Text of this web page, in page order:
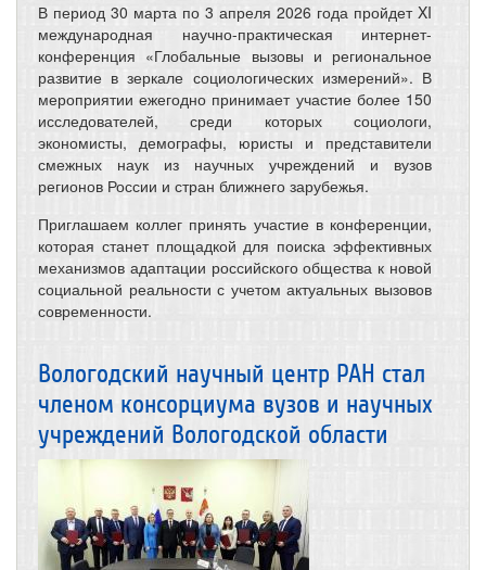
В период 30 марта по 3 апреля 2026 года пройдет XI
международная научно-практическая интернет-
конференция «Глобальные вызовы и региональное
развитие в зеркале социологических измерений». В
мероприятии ежегодно принимает участие более 150
исследователей, среди которых социологи,
экономисты, демографы, юристы и представители
смежных наук из научных учреждений и вузов
регионов России и стран ближнего зарубежья.
Приглашаем коллег принять участие в конференции,
которая станет площадкой для поиска эффективных
механизмов адаптации российского общества к новой
социальной реальности с учетом актуальных вызовов
современности.
Вологодский научный центр РАН стал
членом консорциума вузов и научных
учреждений Вологодской области